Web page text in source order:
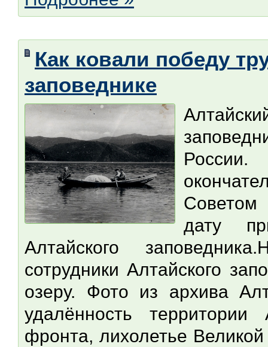
Как ковали победу
заповеднике
дату
Алтайского
сотрудники Алтайского
озеру. Фото из архива
удалённость
фронта, лихолетье